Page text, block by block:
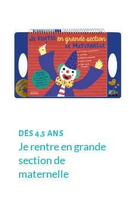
DÈS 4,5 ANS
Je rentre en grande
section de
maternelle